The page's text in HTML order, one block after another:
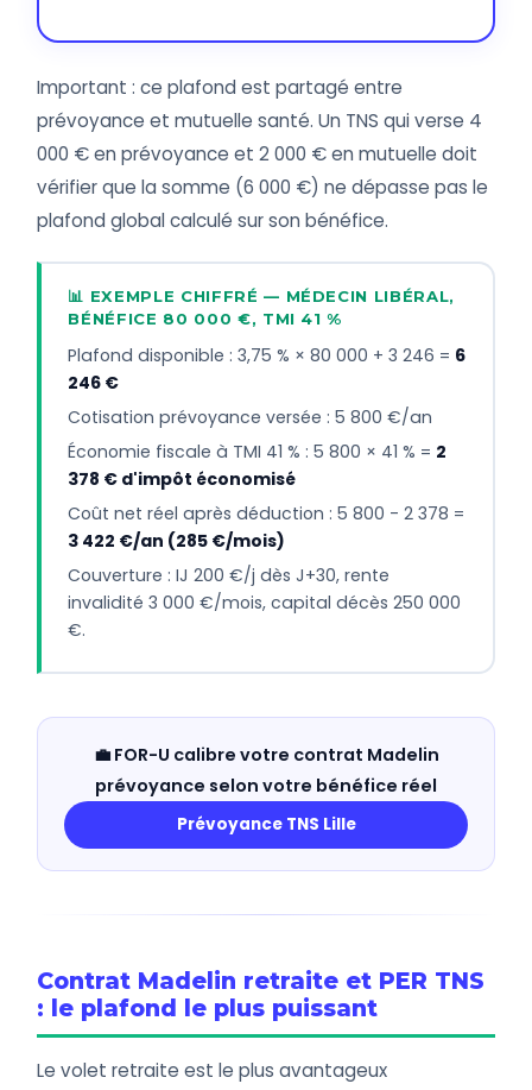
Important : ce plafond est partagé entre
prévoyance et mutuelle santé. Un TNS qui verse 4
000 € en prévoyance et 2 000 € en mutuelle doit
vérifier que la somme (6 000 €) ne dépasse pas le
plafond global calculé sur son bénéfice.
📊 EXEMPLE CHIFFRÉ — MÉDECIN LIBÉRAL,
BÉNÉFICE 80 000 €, TMI 41 %
Plafond disponible : 3,75 % × 80 000 + 3 246 = 6
246 €
Cotisation prévoyance versée : 5 800 €/an
Économie fiscale à TMI 41 % : 5 800 × 41 % = 2
378 € d'impôt économisé
Coût net réel après déduction : 5 800 - 2 378 =
3 422 €/an (285 €/mois)
Couverture : IJ 200 €/j dès J+30, rente
invalidité 3 000 €/mois, capital décès 250 000
€.
💼 FOR-U calibre votre contrat Madelin
prévoyance selon votre bénéfice réel
Prévoyance TNS Lille
Contrat Madelin retraite et PER TNS
: le plafond le plus puissant
Le volet retraite est le plus avantageux